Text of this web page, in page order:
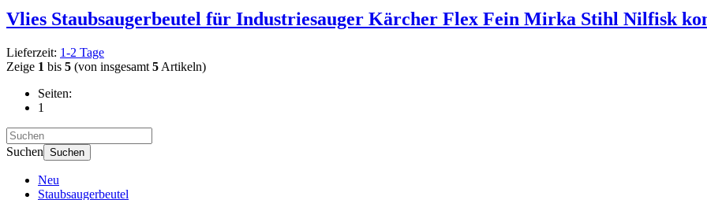
Vlies Staubsaugerbeutel für Industriesauger Kärcher Flex Fein Mirka Stihl Nilfisk
Lieferzeit: 1-2 Tage
Zeige 1 bis 5 (von insgesamt 5 Artikeln)
Seiten:
1
Suchen Suchen
Neu
Staubsaugerbeutel